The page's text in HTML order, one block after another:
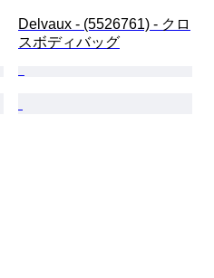
Delvaux - (5526761) - クロ
スボディバッグ